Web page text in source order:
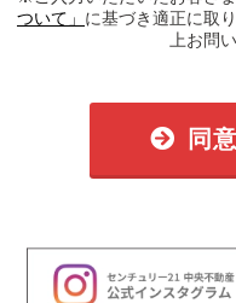
ついて」 に基づき適正に取
上お問
同